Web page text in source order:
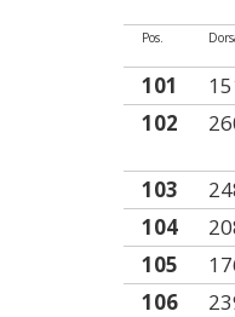
Pos.
101
102
103
104
105
106